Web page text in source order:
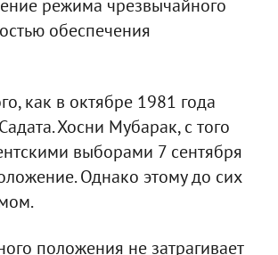
режима чрезвычайного
обеспечения
как в октябре 1981 года
Хосни Мубарак, с того
выборами 7 сентября
Однако этому до сих
положения не затрагивает